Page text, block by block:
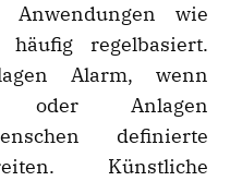
Anwendungen wie
häufig regelbasiert.
Alarm, wenn
oder Anlagen
definierte
Künstliche